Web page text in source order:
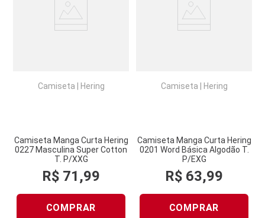
Camiseta Hering
Camiseta Manga Curta Hering
0227 Masculina Super Cotton
T. P/XXG
R$ 71 ,99
COMPRAR
Camiseta Hering
Camiseta Manga Curta Hering
0201 Word Básica Algodão T.
P/EXG
R$ 63,99
COMPRAR